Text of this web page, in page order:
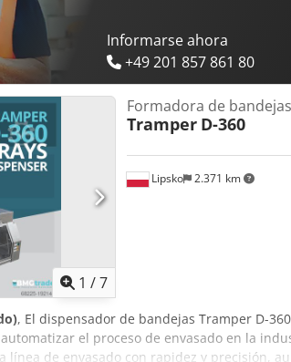
Informarse ahora
+49 201 857 861 80
1 /7
Lipsko 2.371 km
Formadora de
Tramper D-360
, El dispensador de bandejas Tramper D-
el proceso de envasado en la
línea de envasado con rapidez y precisión,